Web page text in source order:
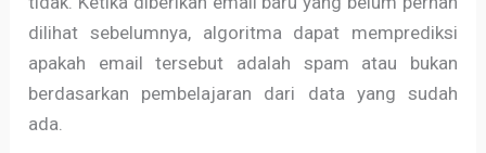
dilihat sebelumnya, algoritma dapat memprediksi
apakah email tersebut adalah spam atau bukan
berdasarkan pembelajaran dari data yang sudah
ada.